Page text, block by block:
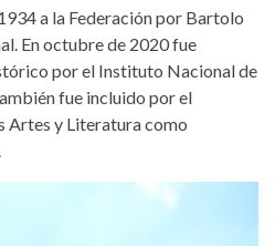
a la Federación por Bartolo
En octubre de 2020 fue
por el Instituto Nacional de
fue incluido por el
Artes y Literatura como